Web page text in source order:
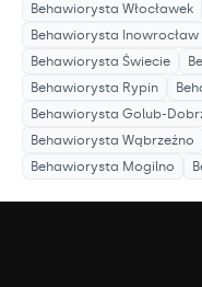
Behawiorysta Włocławek
Behawiorysta Inowrocław
Behawiorysta Świecie
Behawiorysta Rypin
Behawiorysta Golub-
Behawiorysta Wąbrzeźno
Behawiorysta Mogilno